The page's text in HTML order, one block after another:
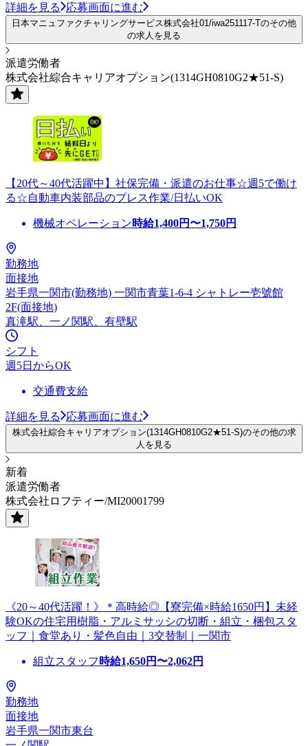
詳細を見る 応募画面に進む
日本マニュファクチャリングサービス株式会社01/iwa251117-Tのその他
の求人を見る
派遣労働者
株式会社綜合キャリアオプション(1314GH0810G2★51-S)
【20代～40代活躍中】社保完備・派遣のお仕事☆週5で働け
る☆自動車内装部品のプレス作業/日払いOK
機械オペレーション時給1,400円〜1,750円
勤務地
面接地
岩手県一関市(勤務地) 一関市青葉1-6-4 シャトレー壱號館
2F(面接地)
真滝駅、一ノ関駅、有壁駅
シフト
週5日からOK
交通費支給
詳細を見る 応募画面に進む
株式会社綜合キャリアオプション(1314GH0810G2★51-S)のその他の求
人を見る
新着
派遣労働者
株式会社ロフティー/MI20001799
《20～40代活躍！》＊高時給◎【寮完備×時給1650円】未経
験OKの住宅用樹脂・アルミサッシの切断・組立・梱包スタ
ッフ｜食堂あり・髪色自由｜3交替制｜一関市
組立スタッフ 時給1,650円〜2,062円
勤務地
面接地
岩手県一関市東台